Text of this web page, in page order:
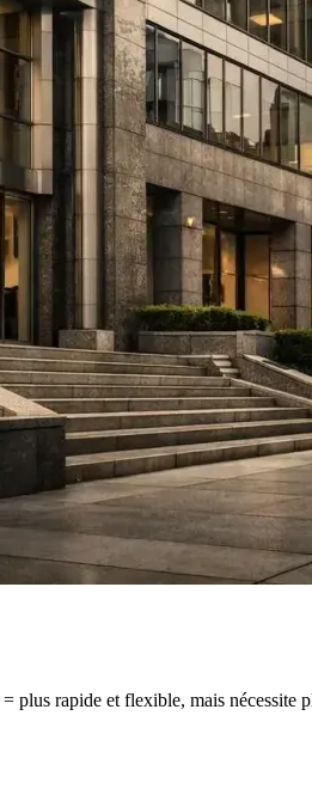
rapide et flexible, mais nécessite